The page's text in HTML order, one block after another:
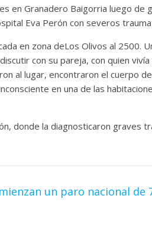
en Granadero Baigorria luego de
Eva Perón con severos
en zona deLos Olivos al 2500.
con su pareja, con quien
al lugar, encontraron el cuerpo
en una de las
donde la diagnosticaron graves
un paro nacional